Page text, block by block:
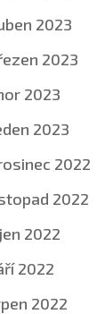
2023
2023
2023
2023
2022
2022
2022
2022
2022